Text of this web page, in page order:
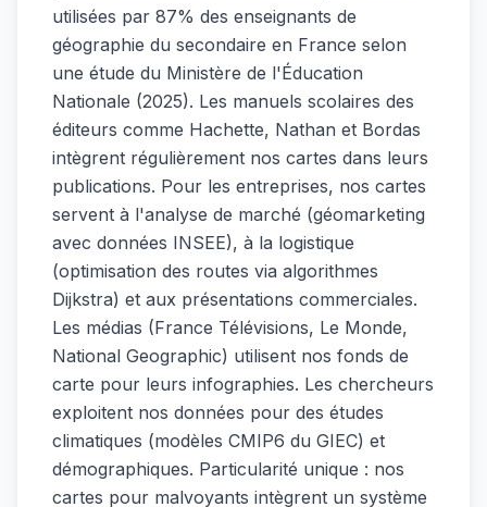
utilisées par 87% des enseignants de
géographie du secondaire en France selon
une étude du Ministère de l'Éducation
Nationale (2025). Les manuels scolaires des
éditeurs comme Hachette, Nathan et Bordas
intègrent régulièrement nos cartes dans leurs
publications. Pour les entreprises, nos cartes
servent à l'analyse de marché (géomarketing
avec données INSEE), à la logistique
(optimisation des routes via algorithmes
Dijkstra) et aux présentations commerciales.
Les médias (France Télévisions, Le Monde,
National Geographic) utilisent nos fonds de
carte pour leurs infographies. Les chercheurs
exploitent nos données pour des études
climatiques (modèles CMIP6 du GIEC) et
démographiques. Particularité unique : nos
cartes pour malvoyants intègrent un système